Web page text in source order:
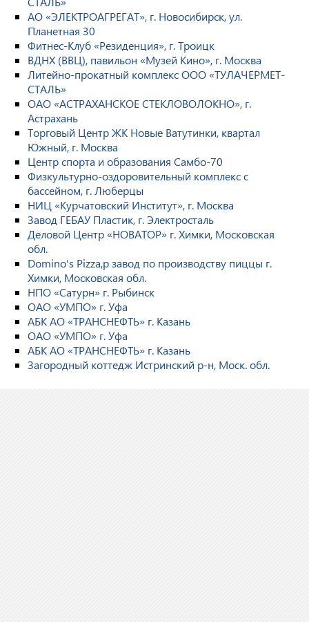
АО «ЭЛЕКТРОАГРЕГАТ», г. Новосибирск, ул.
Планетная 30
Фитнес-Клуб «Резиденция», г. Троицк
ВДНХ (ВВЦ), павильон «Музей Кино», г. Москва
Литейно-прокатный комплекс ООО «ТУЛАЧЕРМЕТ-
СТАЛЬ»
ОАО «АСТРАХАНСКОЕ СТЕКЛОВОЛОКНО», г.
Астрахань
Торговый Центр ЖК Новые Ватутинки, квартал
Южный, г. Москва
Центр спорта и образования Самбо-70
Физкультурно-оздоровительный комплекс с
бассейном, г. Люберцы
НИЦ «Курчатовский Институт», г. Москва
Завод ГЕБАУ Пластик, г. Электросталь
Деловой Центр «НОВАТОР» г. Химки, Московская
обл.
Domino's Pizza,p завод по производству пиццы г.
Химки, Московская обл.
НПО «Сатурн» г. Рыбинск
ОАО «УМПО» г. Уфа
АБК АО «ТРАНСНЕФТЬ» г. Казань
ОАО «УМПО» г. Уфа
АБК АО «ТРАНСНЕФТЬ» г. Казань
Загородный коттедж Истринский р-н, Моск. обл.